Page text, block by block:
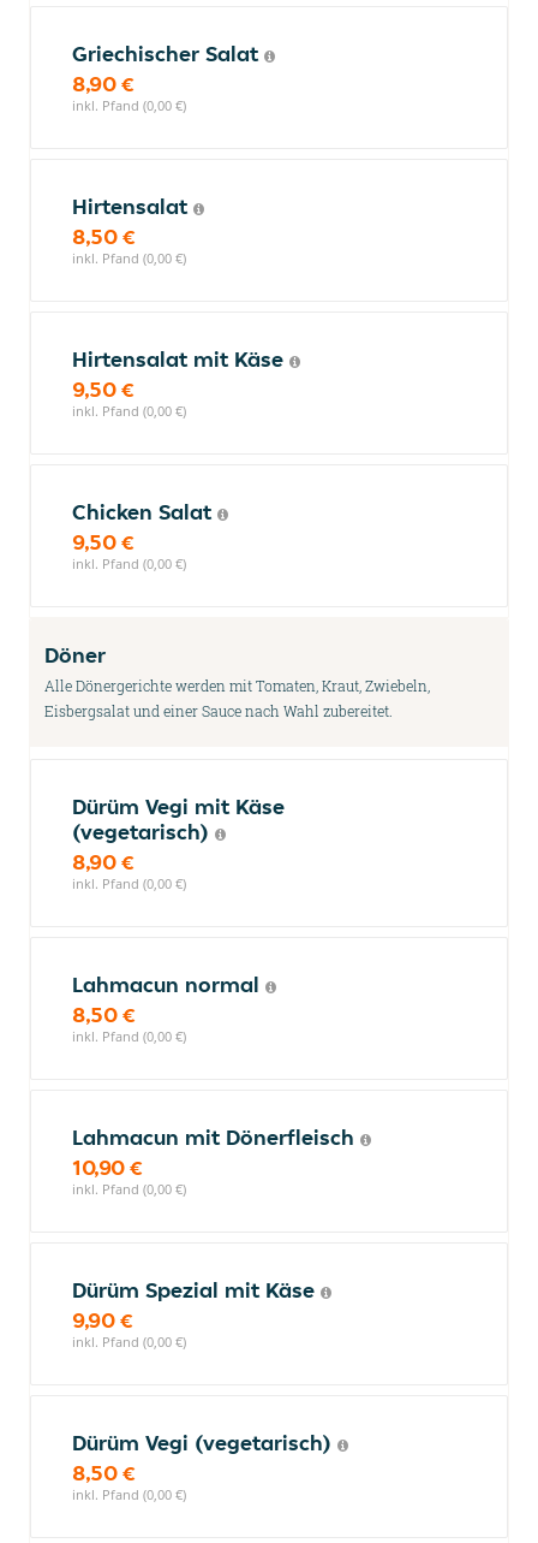
Griechischer Salat
8,90 €
inkl. Pfand (0,00 €)
Hirtensalat
8,50 €
inkl. Pfand (0,00 €)
Hirtensalat mit Käse
9,50 €
inkl. Pfand (0,00 €)
Chicken Salat
9,50 €
inkl. Pfand (0,00 €)
Döner
Alle Dönergerichte werden mit Tomaten, Kraut, Zwiebeln,
Eisbergsalat und einer Sauce nach Wahl zubereitet.
Dürüm Vegi mit Käse
(vegetarisch)
8,90 €
inkl. Pfand (0,00 €)
Lahmacun normal
8,50 €
inkl. Pfand (0,00 €)
Lahmacun mit Dönerfleisch
10,90 €
inkl. Pfand (0,00 €)
Dürüm Spezial mit Käse
9,90 €
inkl. Pfand (0,00 €)
Dürüm Vegi (vegetarisch)
8,50 €
inkl. Pfand (0,00 €)